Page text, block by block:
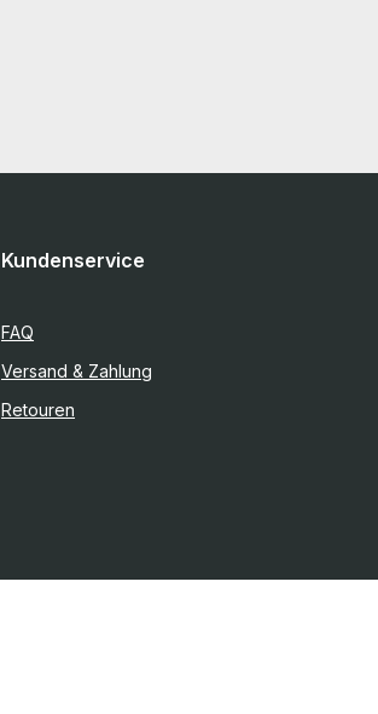
Kundenservice
FAQ
Versand & Zahlung
Retouren